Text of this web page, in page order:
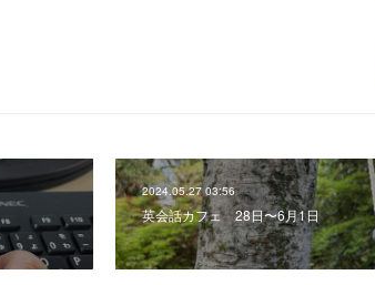
2024.05.27 03:56
英会話カフェ 28日〜6月1日